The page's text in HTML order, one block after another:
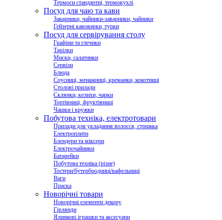
Термоси стандартні, термокухлі
Посуд для чаю та кави
Заварники, чайники-заварники, чайники
Гейзерні кавоварки, турки
Посуд для сервірування столу
Графіни та глечики
Тарілки
Миски, салатники
Сервізи
Блюда
Соусниці, менажниці, креманки, кокотниці
Столові прилади
Склянки, келихи, чарки
Тортівниці, фруктівниці
Чашки і кружки
Побутова техніка, електротовари
Прилади для укладання волосся, стрижка
Електроплити
Блендери та міксери
Електрочайники
Батарейки
Побутова техніка (різне)
Тостери/бутербродниці/вафельниці
Ваги
Праска
Новорічні товари
Новорічні елементи декору
Гірлянди
Ялинкові іграшки та аксесуари